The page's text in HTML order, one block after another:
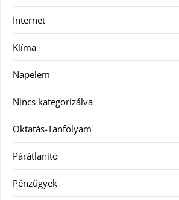
Internet
Klíma
Napelem
Nincs kategorizálva
Oktatás-Tanfolyam
Párátlanító
Pénzügyek